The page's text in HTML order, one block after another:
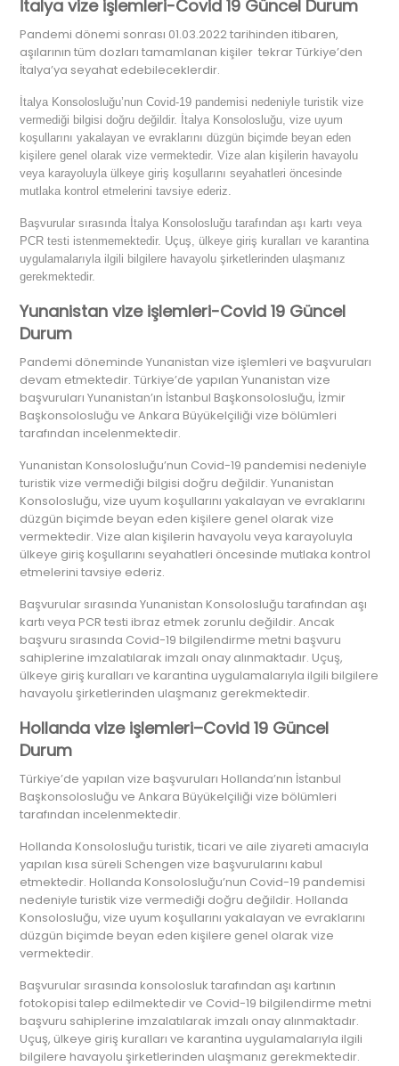
İtalya vize işlemleri-Covid 19 Güncel Durum
Pandemi dönemi sonrası 01.03.2022 tarihinden itibaren,
aşılarının tüm dozları tamamlanan kişiler tekrar Türkiye’den
İtalya’ya seyahat edebileceklerdir.
İtalya Konsolosluğu’nun Covid-19 pandemisi nedeniyle turistik vize
vermediği bilgisi doğru değildir. İtalya Konsolosluğu, vize uyum
koşullarını yakalayan ve evraklarını düzgün biçimde beyan eden
kişilere genel olarak vize vermektedir. Vize alan kişilerin havayolu
veya karayoluyla ülkeye giriş koşullarını seyahatleri öncesinde
mutlaka kontrol etmelerini tavsiye ederiz.
Başvurular sırasında İtalya Konsolosluğu tarafından aşı kartı veya
PCR testi istenmemektedir. Uçuş, ülkeye giriş kuralları ve karantina
uygulamalarıyla ilgili bilgilere havayolu şirketlerinden ulaşmanız
gerekmektedir.
Yunanistan vize işlemleri-Covid 19 Güncel
Durum
Pandemi döneminde Yunanistan vize işlemleri ve başvuruları
devam etmektedir. Türkiye’de yapılan Yunanistan vize
başvuruları Yunanistan’ın İstanbul Başkonsolosluğu, İzmir
Başkonsolosluğu ve Ankara Büyükelçiliği vize bölümleri
tarafından incelenmektedir.
Yunanistan Konsolosluğu’nun Covid-19 pandemisi nedeniyle
turistik vize vermediği bilgisi doğru değildir. Yunanistan
Konsolosluğu, vize uyum koşullarını yakalayan ve evraklarını
düzgün biçimde beyan eden kişilere genel olarak vize
vermektedir. Vize alan kişilerin havayolu veya karayoluyla
ülkeye giriş koşullarını seyahatleri öncesinde mutlaka kontrol
etmelerini tavsiye ederiz.
Başvurular sırasında Yunanistan Konsolosluğu tarafından aşı
kartı veya PCR testi ibraz etmek zorunlu değildir. Ancak
başvuru sırasında Covid-19 bilgilendirme metni başvuru
sahiplerine imzalatılarak imzalı onay alınmaktadır. Uçuş,
ülkeye giriş kuralları ve karantina uygulamalarıyla ilgili bilgilere
havayolu şirketlerinden ulaşmanız gerekmektedir.
Hollanda vize işlemleri–Covid 19 Güncel
Durum
Türkiye’de yapılan vize başvuruları Hollanda’nın İstanbul
Başkonsolosluğu ve Ankara Büyükelçiliği vize bölümleri
tarafından incelenmektedir.
Hollanda Konsolosluğu turistik, ticari ve aile ziyareti amacıyla
yapılan kısa süreli Schengen vize başvurularını kabul
etmektedir. Hollanda Konsolosluğu’nun Covid-19 pandemisi
nedeniyle turistik vize vermediği doğru değildir. Hollanda
Konsolosluğu, vize uyum koşullarını yakalayan ve evraklarını
düzgün biçimde beyan eden kişilere genel olarak vize
vermektedir.
Başvurular sırasında konsolosluk tarafından aşı kartının
fotokopisi talep edilmektedir ve Covid-19 bilgilendirme metni
başvuru sahiplerine imzalatılarak imzalı onay alınmaktadır.
Uçuş, ülkeye giriş kuralları ve karantina uygulamalarıyla ilgili
bilgilere havayolu şirketlerinden ulaşmanız gerekmektedir.